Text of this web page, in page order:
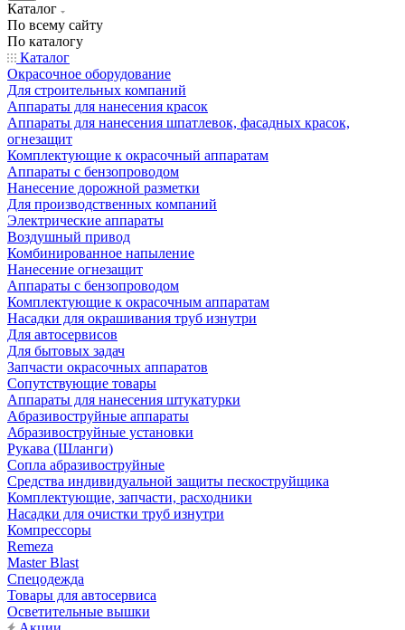
Каталог
По всему сайту
По каталогу
Каталог
Окрасочное оборудование
Для строительных компаний
Аппараты для нанесения красок
Аппараты для нанесения шпатлевок, фасадных красок,
огнезащит
Комплектующие к окрасочный аппаратам
Аппараты с бензопроводом
Нанесение дорожной разметки
Для производственных компаний
Электрические аппараты
Воздушный привод
Комбинированное напыление
Нанесение огнезащит
Аппараты с бензопроводом
Комплектующие к окрасочным аппаратам
Насадки для окрашивания труб изнутри
Для автосервисов
Для бытовых задач
Запчасти окрасочных аппаратов
Сопутствующие товары
Аппараты для нанесения штукатурки
Aбразивоструйные аппараты
Абразивоструйные установки
Рукава (Шланги)
Сопла абразивоструйные
Средства индивидуальной защиты пескоструйщика
Комплектующие, запчасти, расходники
Насадки для очистки труб изнутри
Компрессоры
Remeza
Master Blast
Спецодежда
Товары для автосервиса
Осветительные вышки